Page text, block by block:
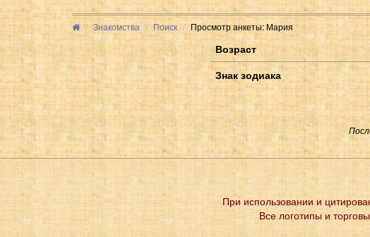
Знакомства Поиск Просмотр анкеты: Мария
Возраст
Знак зодиака
При использовании и
Все логотипы и